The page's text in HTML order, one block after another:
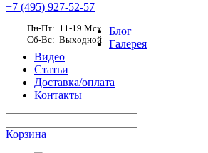
+7 (495) 927-52-57
Пн-Пт: 11-19 Мск
Сб-Вс: Выходной
Блог
Галерея
Видео
Статьи
Доставка/оплата
Контакты
Корзина